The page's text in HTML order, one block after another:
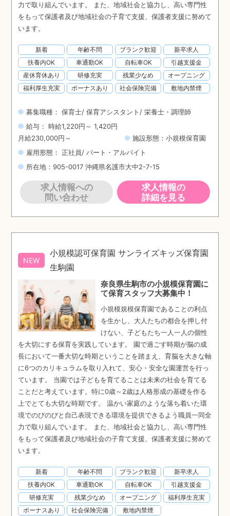
力で取り組んでいます。 また、地域社会と協力し、高い専門性
をもって保護者及び地域社会の子育て支援、保護者支援に努めて
います。
新着 年齢不問 ブランク歓迎
新卒求人
扶養内OK
車通勤OK 自転車OK
引越支援金
産休育休あり
研修充実 残業少なめ
オープニング
福利厚生充実
ボーナスあり 社会保険完備 敷地内禁煙
募集職種： 保育士/ 保育アシスタント/ 栄養士・調理師
給与： 時給1,220円～ 1,420円
月給230,000円～
施設形態：小規模保育園
雇用形態： 正社員/ パート・アルバイト
所在地：905-0017 沖縄県名護市大中2-7-15
求人情報への
問い合わせ
求人情報の
詳細を見る
NEW
小規模認可保育園 サンライズキッズ保育園
生駒園
奈良県生駒市の小規模保育園に
て保育スタッフ大募集中！
小規模規模保育園であることの利点
を生かし、大人たちの都合を押し付
けない、子どもたち一人一人の個性
を大切にする保育を実践しています。 園で過ごす時期が脳の成
長において一番大切な時期ということを踏まえ、育脳を大きな軸
に6つのカリキュラムを取り入れて、安心・安全な園運営を行っ
ています。 当園では子どもを育てることは未来の社会を育てる
ことだと考えています。特に0歳～2歳は人格形成の基礎を作る
上でとても大切な時期です。 温かい家庭のような落ち着いた環
境でのびのびと自己表現できる環境を提供できるよう職員一同全
力で取り組んでいます。 また、地域社会と協力し、高い専門性
をもって保護者及び地域社会の子育て支援、保護者支援に努めて
います。
新着 年齢不問 ブランク歓迎
新卒求人
扶養内OK
車通勤OK 自転車OK
引越支援金
研修充実
残業少なめ オープニング
福利厚生充実
ボーナスあり
社会保険完備 敷地内禁煙